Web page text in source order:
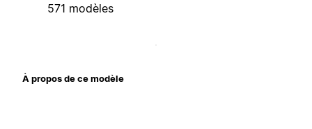
571 modèles
À propos de ce modèle